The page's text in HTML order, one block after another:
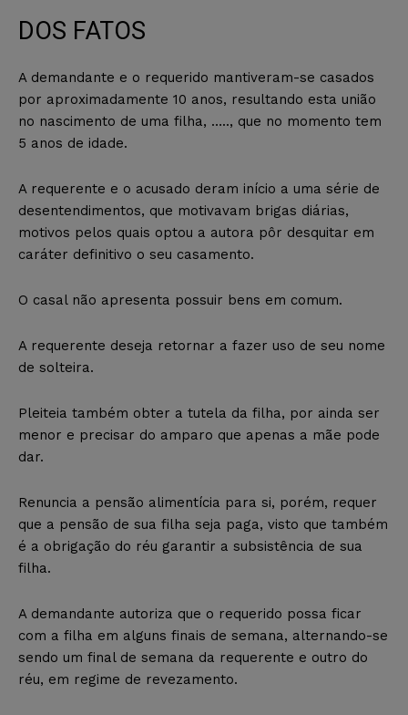
DOS FATOS
A demandante e o requerido mantiveram-se casados
por aproximadamente 10 anos, resultando esta união
no nascimento de uma filha, ….., que no momento tem
5 anos de idade.
A requerente e o acusado deram início a uma série de
desentendimentos, que motivavam brigas diárias,
motivos pelos quais optou a autora pôr desquitar em
caráter definitivo o seu casamento.
O casal não apresenta possuir bens em comum.
A requerente deseja retornar a fazer uso de seu nome
de solteira.
Pleiteia também obter a tutela da filha, por ainda ser
menor e precisar do amparo que apenas a mãe pode
dar.
Renuncia a pensão alimentícia para si, porém, requer
que a pensão de sua filha seja paga, visto que também
é a obrigação do réu garantir a subsistência de sua
filha.
A demandante autoriza que o requerido possa ficar
com a filha em alguns finais de semana, alternando-se
sendo um final de semana da requerente e outro do
réu, em regime de revezamento.